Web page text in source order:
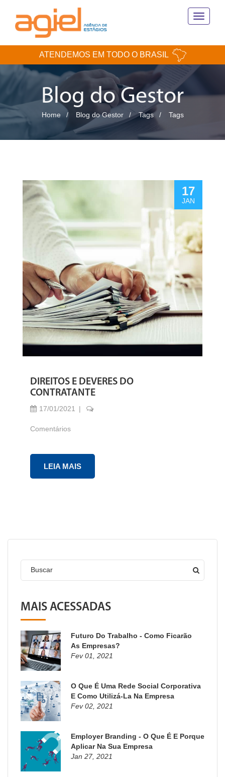
Toggle
ATENDEMOS EM TODO O BRASIL
Blog do Gestor
Home Blog do Gestor Tags Tags
17
JAN
DIREITOS E DEVERES DO
CONTRATANTE
17/01/2021
Comentários
LEIA MAIS
Buscar
MAIS ACESSADAS
Futuro Do Trabalho - Como Ficarão
As Empresas?
Fev 01, 2021
O Que É Uma Rede Social Corporativa
E Como Utilizá-La Na Empresa
Fev 02, 2021
Employer Branding - O Que É E Porque
Aplicar Na Sua Empresa
Jan 27, 2021